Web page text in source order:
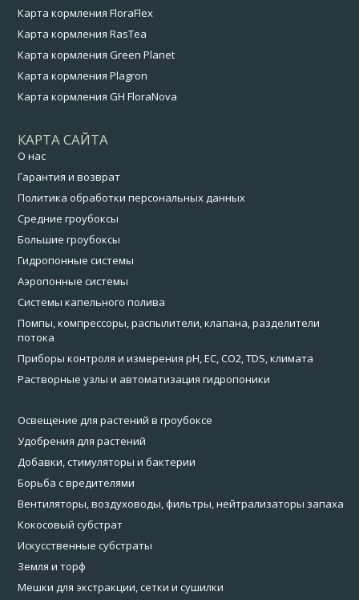
Карта кормления FloraFlex
Карта кормления RasTea
Карта кормления Green Planet
Карта кормления Plagron
Карта кормления GH FloraNova
КАРТА САЙТА
О нас
Гарантия и возврат
Политика обработки персональных данных
Средние гроубоксы
Большие гроубоксы
Гидропонные системы
Аэропонные системы
Системы капельного полива
Помпы, компрессоры, распылители, клапана, разделители
потока
Приборы контроля и измерения pH, EC, CO2, TDS, климата
Растворные узлы и автоматизация гидропоники
Освещение для растений в гроубоксе
Удобрения для растений
Добавки, стимуляторы и бактерии
Борьба с вредителями
Вентиляторы, воздуховоды, фильтры, нейтрализаторы запаха
Кокосовый субстрат
Искусственные субстраты
Земля и торф
Мешки для экстракции, сетки и сушилки